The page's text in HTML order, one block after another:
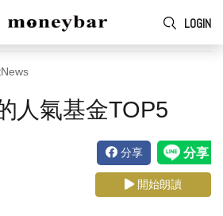
LOGIN
功
人氣基金TOP5
分享
開始朗讀